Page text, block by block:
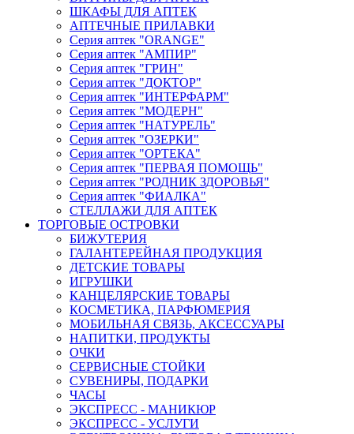
ШКАФЫ ДЛЯ АПТЕК
АПТЕЧНЫЕ ПРИЛАВКИ
Серия аптек "ORANGE"
Серия аптек "АМПИР"
Серия аптек "ГРИН"
Серия аптек "ДОКТОР"
Серия аптек "ИНТЕРФАРМ"
Серия аптек "МОДЕРН"
Серия аптек "НАТУРЕЛЬ"
Серия аптек "ОЗЕРКИ"
Серия аптек "ОРТЕКА"
Серия аптек "ПЕРВАЯ ПОМОЩЬ"
Серия аптек "РОДНИК ЗДОРОВЬЯ"
Серия аптек "ФИАЛКА"
СТЕЛЛАЖИ ДЛЯ АПТЕК
ТОРГОВЫЕ ОСТРОВКИ
БИЖУТЕРИЯ
ГАЛАНТЕРЕЙНАЯ ПРОДУКЦИЯ
ДЕТСКИЕ ТОВАРЫ
ИГРУШКИ
КАНЦЕЛЯРСКИЕ ТОВАРЫ
КОСМЕТИКА, ПАРФЮМЕРИЯ
МОБИЛЬНАЯ СВЯЗЬ, АКСЕССУАРЫ
НАПИТКИ, ПРОДУКТЫ
ОЧКИ
СЕРВИСНЫЕ СТОЙКИ
СУВЕНИРЫ, ПОДАРКИ
ЧАСЫ
ЭКСПРЕСС - МАНИКЮР
ЭКСПРЕСС - УСЛУГИ